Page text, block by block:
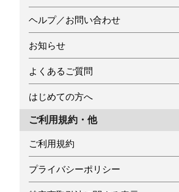
ヘルプ／お問い合わせ
お知らせ
よくあるご質問
はじめての方へ
ご利用規約・他
ご利用規約
プライバシーポリシー